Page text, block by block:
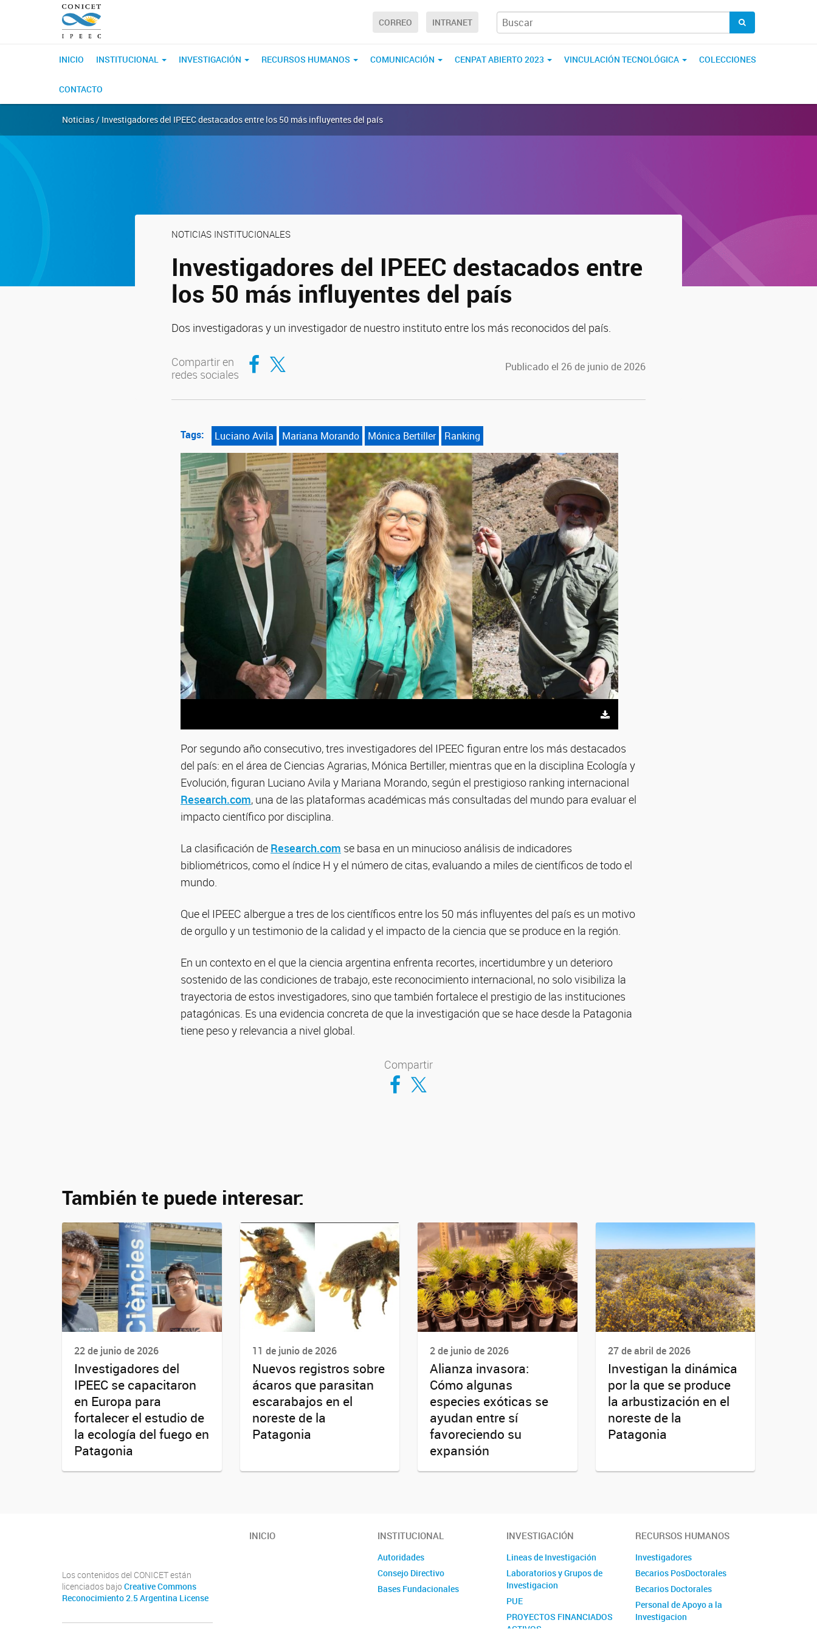
CORREO INTRANET
INICIO INSTITUCIONAL INVESTIGACIÓN RECURSOS HUMANOS COMUNICACIÓN CENPAT ABIERTO 2023 VINCULACIÓN TECNOLÓGICA COLECCIONES
CONTACTO
Noticias / Investigadores del IPEEC destacados entre los 50 más influyentes del país
NOTICIAS INSTITUCIONALES
Investigadores del IPEEC destacados entre
los 50 más influyentes del país
Dos investigadoras y un investigador de nuestro instituto entre los más reconocidos del país.
Compartir en
redes sociales
Compartir en Facebook
Compartir en Twitter Publicado el 26 de junio de 2026
Tags: Luciano Avila Mariana Morando Mónica Bertiller Ranking
Por segundo año consecutivo, tres investigadores del IPEEC figuran entre los más destacados
del país: en el área de Ciencias Agrarias, Mónica Bertiller, mientras que en la disciplina Ecología y
Evolución, figuran Luciano Avila y Mariana Morando, según el prestigioso ranking internacional
Research.com, una de las plataformas académicas más consultadas del mundo para evaluar el
impacto científico por disciplina.
La clasificación de Research.com se basa en un minucioso análisis de indicadores
bibliométricos, como el índice H y el número de citas, evaluando a miles de científicos de todo el
mundo.
Que el IPEEC albergue a tres de los científicos entre los 50 más influyentes del país es un motivo
de orgullo y un testimonio de la calidad y el impacto de la ciencia que se produce en la región.
En un contexto en el que la ciencia argentina enfrenta recortes, incertidumbre y un deterioro
sostenido de las condiciones de trabajo, este reconocimiento internacional, no solo visibiliza la
trayectoria de estos investigadores, sino que también fortalece el prestigio de las instituciones
patagónicas. Es una evidencia concreta de que la investigación que se hace desde la Patagonia
tiene peso y relevancia a nivel global.
Compartir
Compartir en Facebook
Compartir en Twitter
También te puede interesar:
22 de junio de 2026
Investigadores del
IPEEC se capacitaron
en Europa para
fortalecer el estudio de
la ecología del fuego en
Patagonia
11 de junio de 2026
Nuevos registros sobre
ácaros que parasitan
escarabajos en el
noreste de la
Patagonia
2 de junio de 2026
Alianza invasora:
Cómo algunas
especies exóticas se
ayudan entre sí
favoreciendo su
expansión
27 de abril de 2026
Investigan la dinámica
por la que se produce
la arbustización en el
noreste de la
Patagonia
Los contenidos del CONICET están
licenciados bajo Creative Commons
Reconocimiento 2.5 Argentina License
INICIO INSTITUCIONAL
Autoridades
Consejo Directivo
Bases Fundacionales
INVESTIGACIÓN
Lineas de Investigación
Laboratorios y Grupos de
Investigacion
PUE
PROYECTOS FINANCIADOS
ACTIVOS
RECURSOS HUMANOS
Investigadores
Becarios PosDoctorales
Becarios Doctorales
Personal de Apoyo a la
Investigacion